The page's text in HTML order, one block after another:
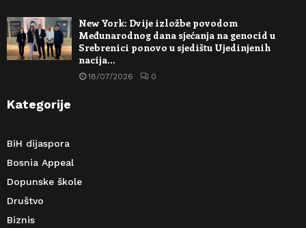
New York: Dvije izložbe povodom
Međunarodnog dana sjećanja na genocid u
Srebrenici ponovo u sjedištu Ujedinjenih
nacija…
18/07/2026 0
Kategorije
BiH dijaspora
Bosnia Appeal
Dopunske škole
Društvo
Biznis